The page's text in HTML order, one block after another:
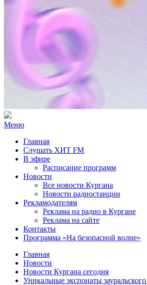
Меню
Главная
Слушать ХИТ FM
В эфире
Расписание программ
Новости
Все новости Кургана
Новости радиостанции
Рекламодателям
Реклама на радио в Кургане
Реклама на сайте
Контакты
Программа «На безопасной волне»
Главная
Новости
Новости Кургана сегодня
Уникальные экспонаты